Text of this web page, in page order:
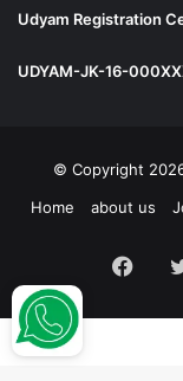
Udyam Registration
UDYAM-JK-16-
© Copyright
Home
about us